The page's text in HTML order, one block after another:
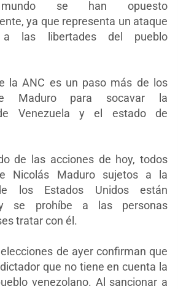
se han opuesto
ya que representa un ataque
a las libertades del pueblo
la ANC es un paso más de los
Maduro para socavar la
Venezuela y el estado de
de las acciones de hoy, todos
Nicolás Maduro sujetos a la
los Estados Unidos están
y se prohíbe a las personas
tratar con él.
de ayer confirman que
que no tiene en cuenta la
venezolano. Al sancionar a